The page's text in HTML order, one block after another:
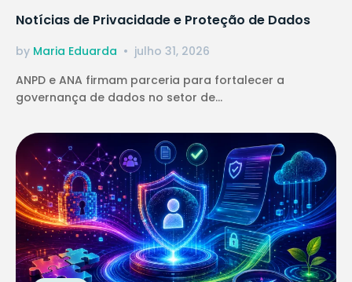
Notícias de Privacidade e Proteção de Dados
by Maria Eduarda
julho 31, 2026
ANPD e ANA firmam parceria para fortalecer a
governança de dados no setor de...